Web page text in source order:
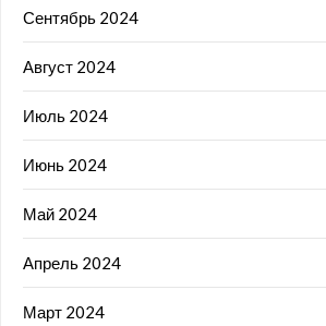
Сентябрь 2024
Август 2024
Июль 2024
Июнь 2024
Май 2024
Апрель 2024
Март 2024